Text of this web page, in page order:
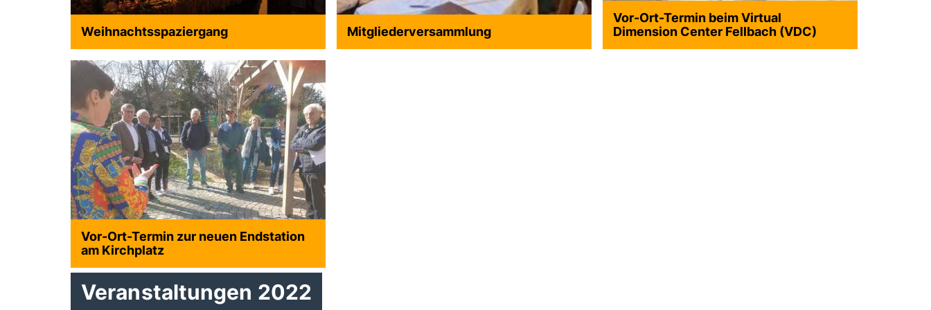
Weihnachtsspaziergang Mitgliederversammlung
Vor-Ort-Termin beim Virtual
Dimension Center Fellbach (VDC)
Vor-Ort-Termin zur neuen Endstation
am Kirchplatz
Veranstaltungen 2022